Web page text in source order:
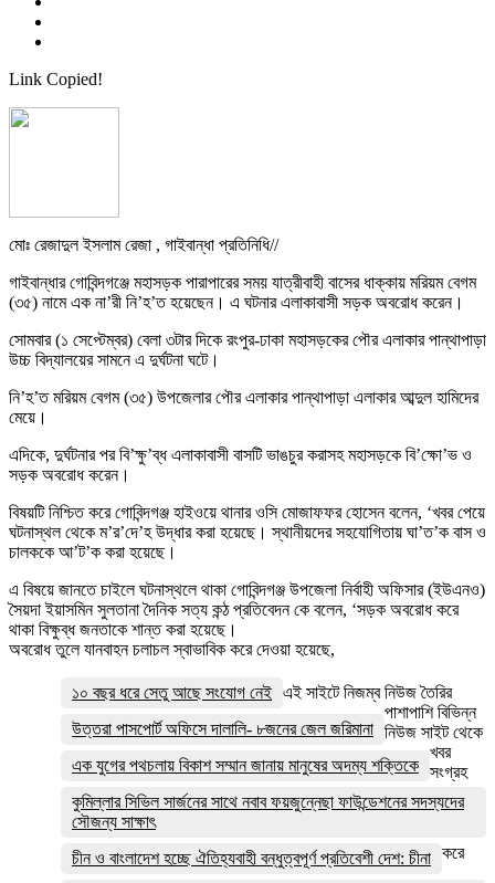
Link Copied!
মোঃ রেজাদুল ইসলাম রেজা , গাইবান্ধা প্রতিনিধি//
গাইবান্ধার গোবিন্দগঞ্জে মহাসড়ক পারাপারের সময় যাত্রীবাহী বাসের ধাক্কায় মরিয়ম বেগম
(৩৫) নামে এক না’রী নি’হ’ত হয়েছেন। এ ঘটনার এলাকাবাসী সড়ক অবরোধ করেন।
সোমবার (১ সেপ্টেম্বর) বেলা ৩টার দিকে রংপুর-ঢাকা মহাসড়কের পৌর এলাকার পান্থাপাড়া
উচ্চ বিদ্যালয়ের সামনে এ দুর্ঘটনা ঘটে।
নি’হ’ত মরিয়ম বেগম (৩৫) উপজেলার পৌর এলাকার পান্থাপাড়া এলাকার আব্দুল হামিদের
মেয়ে।
এদিকে, দুর্ঘটনার পর বি’ক্ষু’ব্ধ এলাকাবাসী বাসটি ভাঙচুর করাসহ মহাসড়কে বি’ক্ষো’ভ ও
সড়ক অবরোধ করেন।
বিষয়টি নিশ্চিত করে গোবিন্দগঞ্জ হাইওয়ে থানার ওসি মোজাফফর হোসেন বলেন, ‘খবর পেয়ে
ঘটনাস্থল থেকে ম’র’দে’হ উদ্ধার করা হয়েছে। স্থানীয়দের সহযোগিতায় ঘা’ত’ক বাস ও
চালককে আ’ট’ক করা হয়েছে।
এ বিষয়ে জানতে চাইলে ঘটনাস্থলে থাকা গোবিন্দগঞ্জ উপজেলা নির্বাহী অফিসার (ইউএনও)
সৈয়দা ইয়াসমিন সুলতানা দৈনিক সত্য কন্ঠ প্রতিবেদন কে বলেন, ‘সড়ক অবরোধ করে
থাকা বিক্ষুব্ধ জনতাকে শান্ত করা হয়েছে।
অবরোধ তুলে যানবাহন চলাচল স্বাভাবিক করে দেওয়া হয়েছে,
১০ বছর ধরে সেতু আছে সংযোগ নেই
উত্তরা পাসপোর্ট অফিসে দালালি- ৮জনের জেল জরিমানা
এক যুগের পথচলায় বিকাশ সম্মান জানায় মানুষের অদম্য শক্তিকে
কুমিল্লার সিভিল সার্জনের সাথে নবাব ফয়জুন্নেছা ফাউন্ডেশনের সদস্যদের
সৌজন্য সাক্ষাৎ
চীন ও বাংলাদেশ হচ্ছে ঐতিহ্যবাহী বন্ধুত্বপূর্ণ প্রতিবেশী দেশ: চীনা
এই সাইটে নিজম্ব নিউজ তৈরির
পাশাপাশি বিভিন্ন
নিউজ সাইট থেকে
খবর
সংগ্রহ
করে